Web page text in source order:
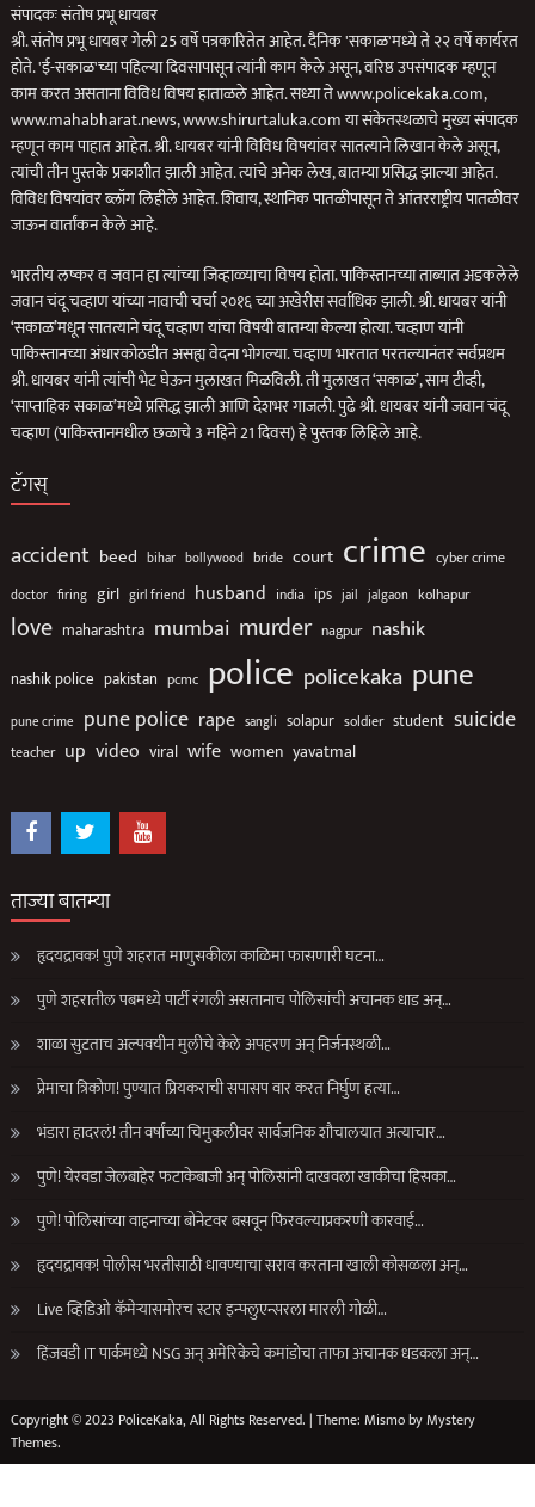
संपादकः संतोष प्रभू धायबर
श्री. संतोष प्रभू धायबर गेली 25 वर्षे पत्रकारितेत आहेत. दैनिक 'सकाळ'मध्ये ते २२ वर्षे कार्यरत
होते. 'ई-सकाळ'च्या पहिल्या दिवसापासून त्यांनी काम केले असून, वरिष्ठ उपसंपादक म्हणून
काम करत असताना विविध विषय हाताळले आहेत. सध्या ते www.policekaka.com,
www.mahabharat.news, www.shirurtaluka.com या संकेतस्थळाचे मुख्य संपादक
म्हणून काम पाहात आहेत. श्री. धायबर यांनी विविध विषयांवर सातत्याने लिखान केले असून,
त्यांची तीन पुस्तके प्रकाशीत झाली आहेत. त्यांचे अनेक लेख, बातम्या प्रसिद्ध झाल्या आहेत.
विविध विषयांवर ब्लॉग लिहीले आहेत. शिवाय, स्थानिक पातळीपासून ते आंतरराष्ट्रीय पातळीवर
जाऊन वार्तांकन केले आहे.
भारतीय लष्कर व जवान हा त्यांच्या जिव्हाळ्याचा विषय होता. पाकिस्तानच्या ताब्यात अडकलेले
जवान चंदू चव्हाण यांच्या नावाची चर्चा २०१६ च्या अखेरीस सर्वाधिक झाली. श्री. धायबर यांनी
‘सकाळ’मधून सातत्याने चंदू चव्हाण यांचा विषयी बातम्या केल्या होत्या. चव्हाण यांनी
पाकिस्तानच्या अंधारकोठडीत असह्य वेदना भोगल्या. चव्हाण भारतात परतल्यानंतर सर्वप्रथम
श्री. धायबर यांनी त्यांची भेट घेऊन मुलाखत मिळविली. ती मुलाखत ‘सकाळ’, साम टीव्ही,
‘साप्ताहिक सकाळ’मध्ये प्रसिद्ध झाली आणि देशभर गाजली. पुढे श्री. धायबर यांनी जवान चंदू
चव्हाण (पाकिस्तानमधील छळाचे 3 महिने 21 दिवस) हे पुस्तक लिहिले आहे.
टॅगस्
accident beed bihar bollywood bride court crime cyber crime
doctor firing girl girl friend husband india ips jail jalgaon kolhapur
love maharashtra mumbai murder nagpur nashik
nashik police pakistan pcmc police policekaka pune
pune crime pune police rape sangli solapur soldier student suicide
teacher up video viral wife women yavatmal
ताज्या बातम्या
हृदयद्रावक! पुणे शहरात माणुसकीला काळिमा फासणारी घटना…
पुणे शहरातील पबमध्ये पार्टी रंगली असतानाच पोलिसांची अचानक धाड अन्…
शाळा सुटताच अल्पवयीन मुलीचे केले अपहरण अन् निर्जनस्थळी…
प्रेमाचा त्रिकोण! पुण्यात प्रियकराची सपासप वार करत निर्घुण हत्या…
भंडारा हादरलं! तीन वर्षांच्या चिमुकलीवर सार्वजनिक शौचालयात अत्याचार…
पुणे! येरवडा जेलबाहेर फटाकेबाजी अन् पोलिसांनी दाखवला खाकीचा हिसका…
पुणे! पोलिसांच्या वाहनाच्या बोनेटवर बसवून फिरवल्याप्रकरणी कारवाई…
हृदयद्रावक! पोलीस भरतीसाठी धावण्याचा सराव करताना खाली कोसळला अन्…
Live व्हिडिओ कॅमेऱ्यासमोरच स्टार इन्फ्लुएन्सरला मारली गोळी…
हिंजवडी IT पार्कमध्ये NSG अन् अमेरिकेचे कमांडोचा ताफा अचानक धडकला अन्…
Copyright © 2023 PoliceKaka, All Rights Reserved. | Theme: Mismo byMystery
Themes.